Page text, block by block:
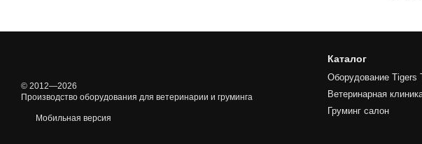
© 2012—2026
Производство оборудования для ветеринарии и груминга
Мобильная версия
Каталог
Оборудование Tigers
Ветеринарная
Груминг салон